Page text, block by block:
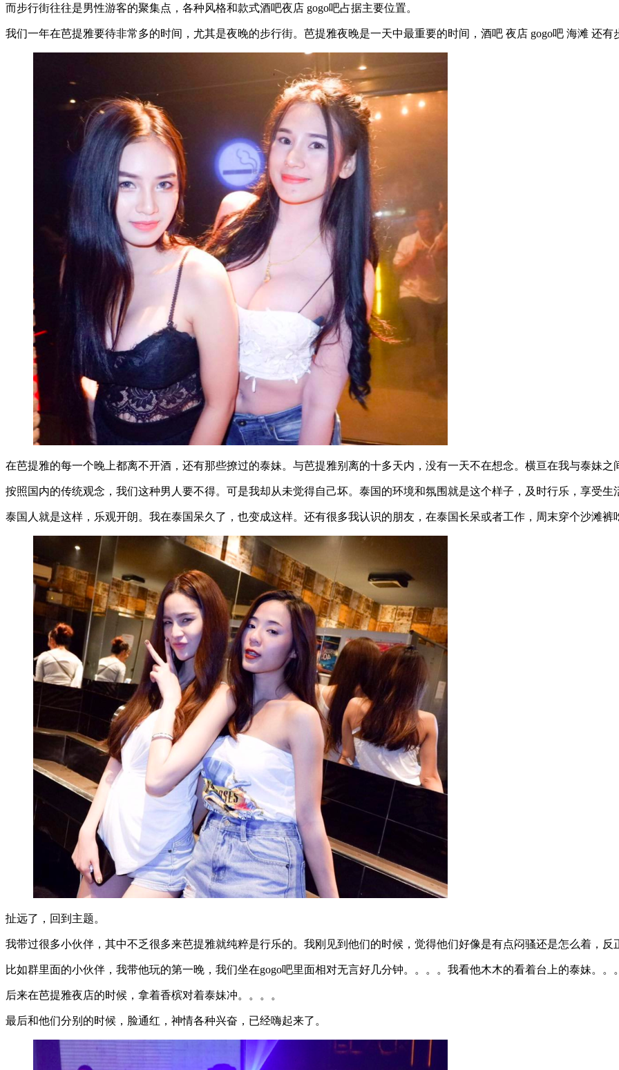
而步行街往往是男性游客的聚集点，各种风格和款式酒吧夜店 gogo吧占据主要位置。
我们一年在芭提雅要待非常多的时间，尤其是夜晚的步行街。芭提雅夜晚是一天中最重要的时间，酒吧 夜店 gogo吧 海滩 还有
在芭提雅的每一个晚上都离不开酒，还有那些撩过的泰妹。与芭提雅别离的十多天内，没有一天不在想念。横亘在我与泰妹之
按照国内的传统观念，我们这种男人要不得。可是我却从未觉得自己坏。泰国的环境和氛围就是这个样子，及时行乐，享受生
泰国人就是这样，乐观开朗。我在泰国呆久了，也变成这样。还有很多我认识的朋友，在泰国长呆或者工作，周末穿个沙滩
扯远了，回到主题。
我带过很多小伙伴，其中不乏很多来芭提雅就纯粹是行乐的。我刚见到他们的时候，觉得他们好像是有点闷骚还是怎么着，反
比如群里面的小伙伴，我带他玩的第一晚，我们坐在gogo吧里面相对无言好几分钟。。。。我看他木木的看着台上的泰妹。。
后来在芭提雅夜店的时候，拿着香槟对着泰妹冲。。。。
最后和他们分别的时候，脸通红，神情各种兴奋，已经嗨起来了。